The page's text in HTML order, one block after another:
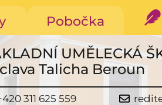
Pobočka
UMĚLECKÁ
Talicha Beroun
311 625 559